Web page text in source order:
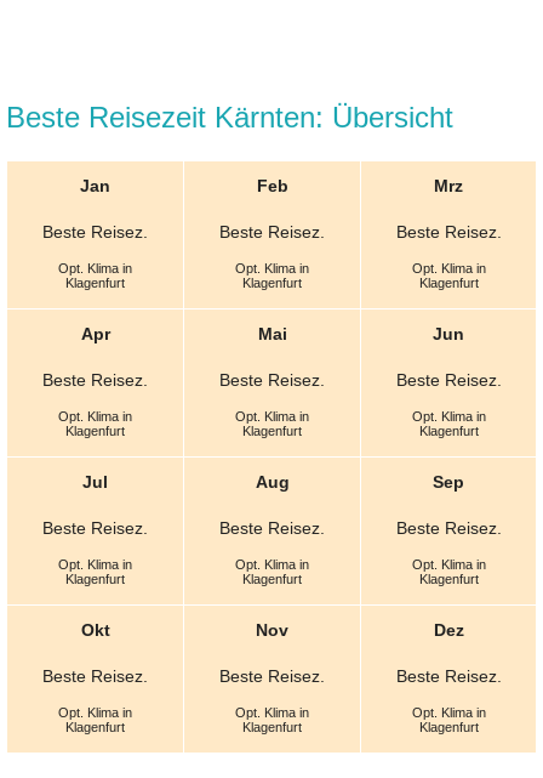
Beste Reisezeit Kärnten: Übersicht
Jan
Beste Reisez.
Opt. Klima in
Klagenfurt
Feb
Beste Reisez.
Opt. Klima in
Klagenfurt
Mrz
Beste Reisez.
Opt. Klima in
Klagenfurt
Apr
Beste Reisez.
Opt. Klima in
Klagenfurt
Mai
Beste Reisez.
Opt. Klima in
Klagenfurt
Jun
Beste Reisez.
Opt. Klima in
Klagenfurt
Jul
Beste Reisez.
Opt. Klima in
Klagenfurt
Aug
Beste Reisez.
Opt. Klima in
Klagenfurt
Sep
Beste Reisez.
Opt. Klima in
Klagenfurt
Okt
Beste Reisez.
Opt. Klima in
Klagenfurt
Nov
Beste Reisez.
Opt. Klima in
Klagenfurt
Dez
Beste Reisez.
Opt. Klima in
Klagenfurt